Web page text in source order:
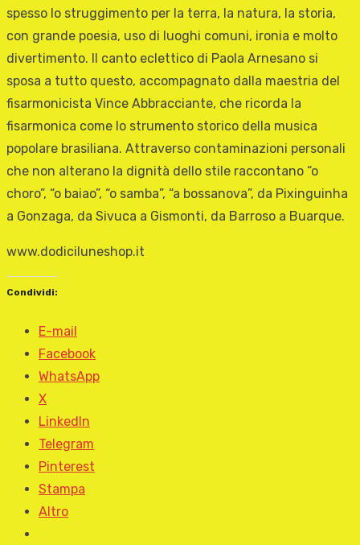
spesso lo struggimento per la terra, la natura, la storia,
con grande poesia, uso di luoghi comuni, ironia e molto
divertimento. Il canto eclettico di Paola Arnesano si
sposa a tutto questo, accompagnato dalla maestria del
fisarmonicista Vince Abbracciante, che ricorda la
fisarmonica come lo strumento storico della musica
popolare brasiliana. Attraverso contaminazioni personali
che non alterano la dignità dello stile raccontano “o
choro”, “o baiao”, “o samba”, “a bossanova”, da Pixinguinha
a Gonzaga, da Sivuca a Gismonti, da Barroso a Buarque.
www.dodiciluneshop.it
Condividi:
E-mail
Facebook
WhatsApp
X
LinkedIn
Telegram
Pinterest
Stampa
Altro